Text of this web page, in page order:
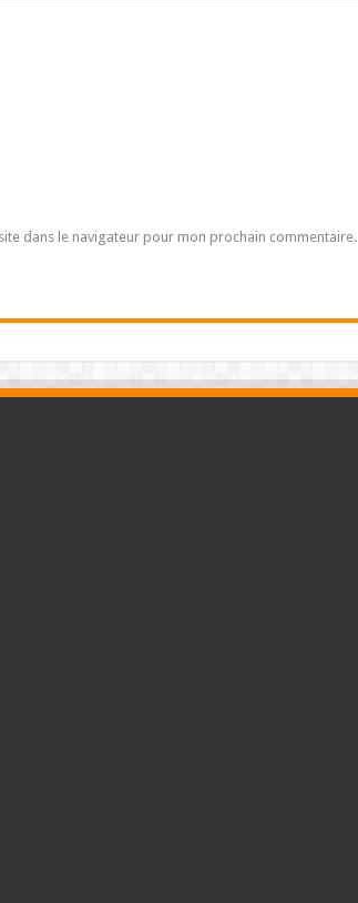
dans le navigateur pour mon prochain commentaire.